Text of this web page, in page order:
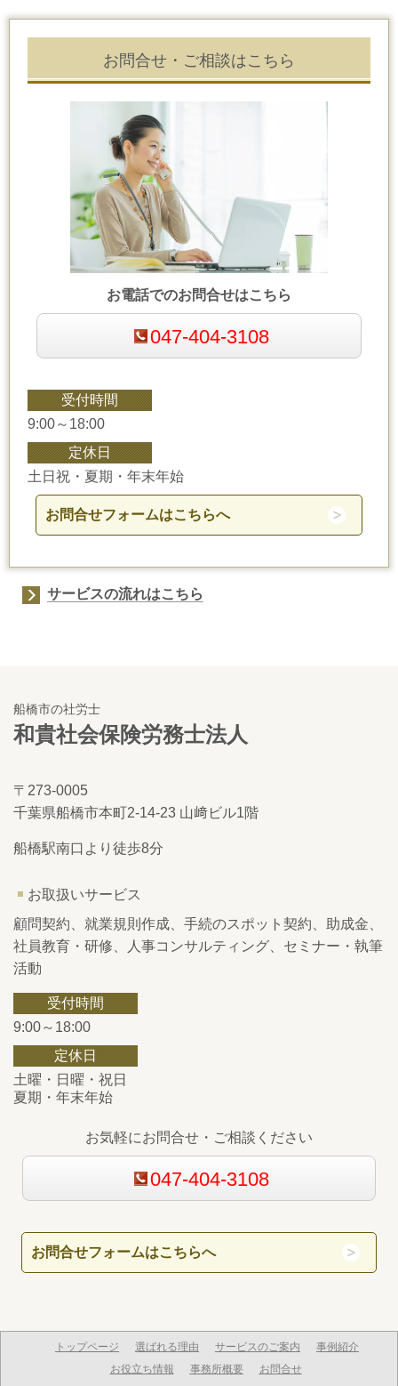
お問合せ・ご相談はこちら
お電話でのお問合せはこちら
047-404-3108
受付時間
9:00～18:00
定休日
土日祝・夏期・年末年始
お問合せフォームはこちらへ
サービスの流れはこちら
船橋市の社労士
和貴社会保険労務士法人
〒273-0005
千葉県船橋市本町2-14-23 山﨑ビル1階
船橋駅南口より徒歩8分
お取扱いサービス
顧問契約、就業規則作成、手続のスポット契約、助成金、
社員教育・研修、人事コンサルティング、セミナー・執筆
活動
受付時間
9:00～18:00
定休日
土曜・日曜・祝日
夏期・年末年始
お気軽にお問合せ・ご相談ください
047-404-3108
お問合せフォームはこちらへ
トップページ 選ばれる理由 サービスのご案内
事例紹介
お役立ち情報
事務所概要 お問合せ